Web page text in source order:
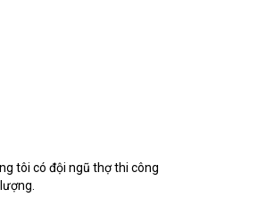
tôi có đội ngũ thợ thi công